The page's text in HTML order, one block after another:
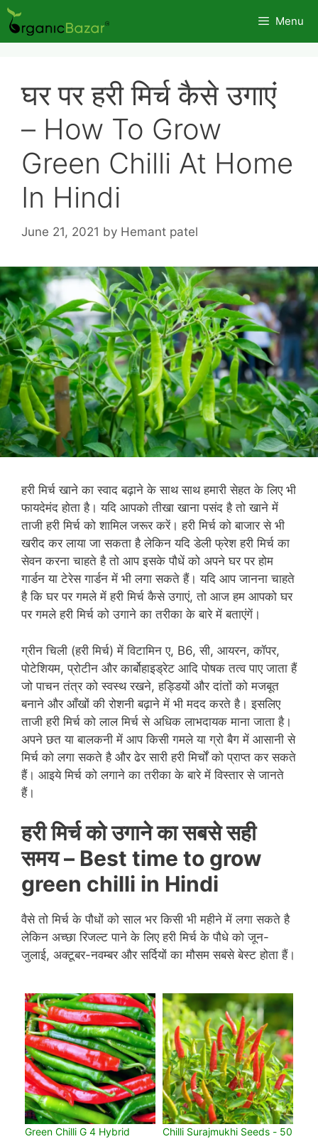
Skip
to
content
Menu
घर पर हरी मिर्च कैसे उगाएं
– How To Grow
Green Chilli At Home
In Hindi
June 21, 2021 by Hemant patel
हरी मिर्च खाने का स्वाद बढ़ाने के साथ साथ हमारी सेहत के लिए भी
फायदेमंद होता है। यदि आपको तीखा खाना पसंद है तो खाने में
ताजी हरी मिर्च को शामिल जरूर करें। हरी मिर्च को बाजार से भी
खरीद कर लाया जा सकता है लेकिन यदि डेली फ्रेश हरी मिर्च का
सेवन करना चाहते है तो आप इसके पौधें को अपने घर पर होम
गार्डन या टेरेस गार्डन में भी लगा सकते हैं। यदि आप जानना चाहते
है कि घर पर गमले में हरी मिर्च कैसे उगाएं, तो आज हम आपको घर
पर गमले हरी मिर्च को उगाने का तरीका के बारे में बताएंगें।
ग्रीन चिली (हरी मिर्च) में विटामिन ए, B6, सी, आयरन, कॉपर,
पोटेशियम, प्रोटीन और कार्बोहाइड्रेट आदि पोषक तत्व पाए जाता हैं
जो पाचन तंत्र को स्वस्थ रखने, हड्डि‍यों और दांतों को मजबूत
बनाने और आँखों की रोशनी बढ़ाने में भी मदद करते है। इसलिए
ताजी हरी मिर्च को लाल मिर्च से अधिक लाभदायक माना जाता है।
अपने छत या बालकनी में आप किसी गमले या ग्रो बैग में आसानी से
मिर्च को लगा सकते है और ढेर सारी हरी मिर्चों को प्राप्त कर सकते
हैं। आइये मिर्च को लगाने का तरीका के बारे में विस्तार से जानते
हैं।
हरी मिर्च को उगाने का सबसे सही
समय– Best time to grow
green chilli in Hindi
वैसे तो मिर्च के पौधों को साल भर किसी भी महीने में लगा सकते है
लेकिन अच्छा रिजल्ट पाने के लिए हरी मिर्च के पौधे को जून-
जुलाई, अक्टूबर-नवम्बर और सर्दियों का मौसम सबसे बेस्ट होता हैं।
Green Chilli G 4 Hybrid
Chilli Surajmukhi Seeds - 50